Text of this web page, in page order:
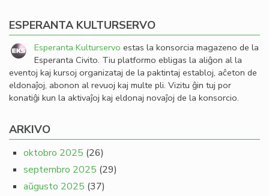
ESPERANTA KULTURSERVO
Esperanta Kulturservo estas la konsorcia magazeno de la
Esperanta Civito. Tiu platformo ebligas la aliĝon al la
eventoj kaj kursoj organizataj de la paktintaj establoj, aĉeton de
eldonaĵoj, abonon al revuoj kaj multe pli. Vizitu ĝin tuj por
konatiĝi kun la aktivaĵoj kaj eldonaj novaĵoj de la konsorcio.
ARKIVO
oktobro 2025 (26)
septembro 2025 (29)
aŭgusto 2025 (37)